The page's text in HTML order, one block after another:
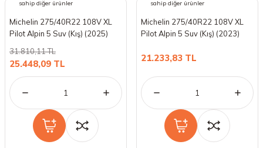
Michelin 275/40R22 108V XL
Pilot Alpin 5 Suv (Kış) (2025)
25.448,09 TL
31.810,11 TL
Michelin 275/40R22 108V XL
Pilot Alpin 5 Suv (Kış) (2023)
21.233,83 TL